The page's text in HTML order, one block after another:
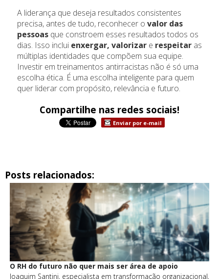
A liderança que deseja resultados consistentes
precisa, antes de tudo, reconhecer o valor das
pessoas que constroem esses resultados todos os
dias. Isso inclui enxergar, valorizar e respeitar as
múltiplas identidades que compõem sua equipe.
Investir em treinamentos antirracistas não é só uma
escolha ética. É uma escolha inteligente para quem
quer liderar com propósito, relevância e futuro.
Compartilhe nas redes sociais!
Enviar por e-mail
Posts relacionados:
O RH do futuro não quer mais ser área de apoio
Joaquim Santini, especialista em transformação organizacional,